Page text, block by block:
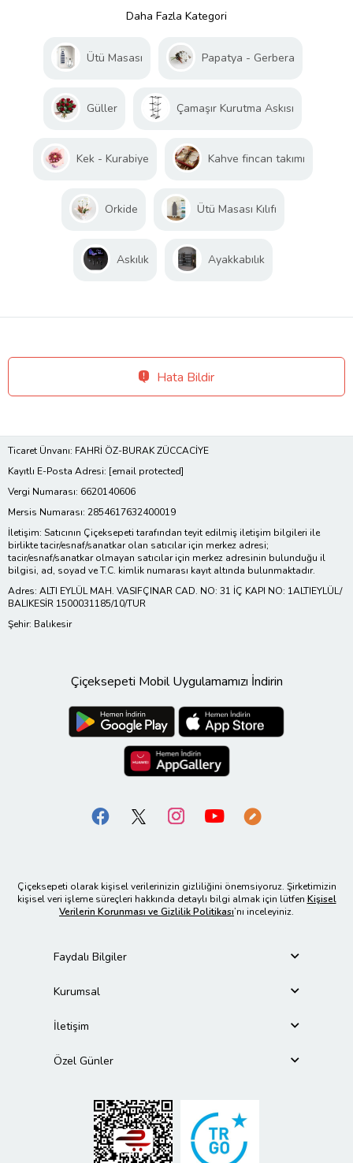
Daha Fazla Kategori
Ütü Masası Papatya - Gerbera
Güller Çamaşır Kurutma Askısı
Kek - Kurabiye Kahve fincan takımı
Orkide Ütü Masası Kılıfı
Askılık Ayakkabılık
Hata Bildir
Ticaret Ünvanı: FAHRİ ÖZ-BURAK ZÜCCACİYE
Kayıtlı E-Posta Adresi: [email protected]
Vergi Numarası: 6620140606
Mersis Numarası: 2854617632400019
İletişim: Satıcının Çiçeksepeti tarafından teyit edilmiş iletişim bilgileri ile
birlikte tacir/esnaf/sanatkar olan satıcılar için merkez adresi;
tacir/esnaf/sanatkar olmayan satıcılar için merkez adresinin bulunduğu il
bilgisi, ad, soyad ve T.C. kimlik numarası kayıt altında bulunmaktadır.
Adres: ALTI EYLÜL MAH. VASIFÇINAR CAD. NO: 31 İÇ KAPI NO: 1ALTIEYLÜL/
BALIKESİR 1500031185/10/TUR
Şehir: Balıkesir
Çiçeksepeti Mobil Uygulamamızı İndirin
Çiçeksepeti olarak kişisel verilerinizin gizliliğini önemsiyoruz. Şirketimizin
kişisel veri işleme süreçleri hakkında detaylı bilgi almak için lütfen Kişisel
Verilerin Korunması ve Gizlilik Politikası’nı inceleyiniz.
Faydalı Bilgiler
Kurumsal
İletişim
Özel Günler